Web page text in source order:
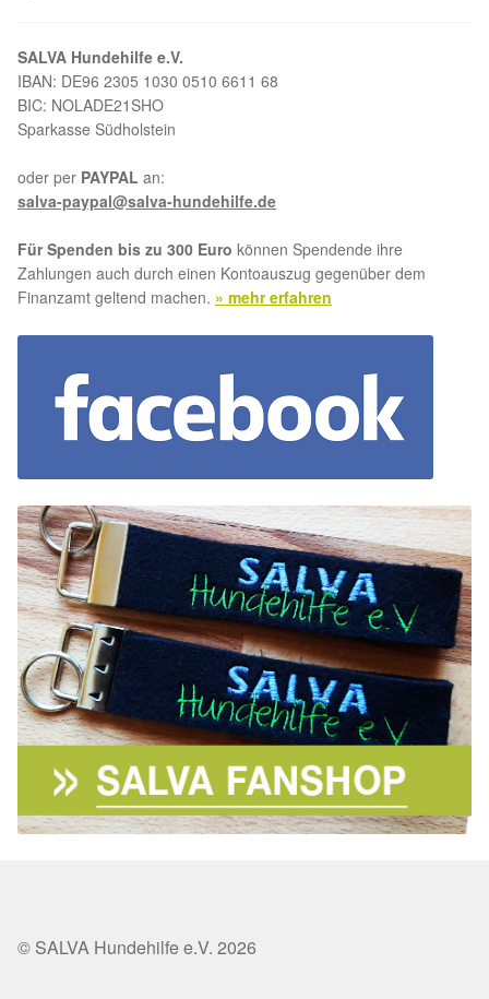
Happy End Stories
Regenbogenbrücke
Aktuelles
SALVA News
Kreativprojekte
Unsere Partnertierheime
Aktion „Hilfe La Linea“
Updates „Hilfe La Linea“
Partnertierheim in Bulgarien
Partnertierheim in Polen
SALVA Hundehilfe e.V.
IBAN: DE96 2305 1030 0510 6611 68
BIC: NOLADE21SHO
Sparkasse Südholstein
oder per PAYPAL an:
salva-paypal@salva-hundehilfe.de
Für Spenden bis zu 300 Euro können Spendende ihre
Zahlungen auch durch einen Kontoauszug gegenüber dem
Finanzamt geltend machen. » mehr erfahren
© SALVA Hundehilfe e.V. 2026